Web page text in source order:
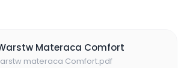
materaca Comfort.pdf
Materaca Comfort